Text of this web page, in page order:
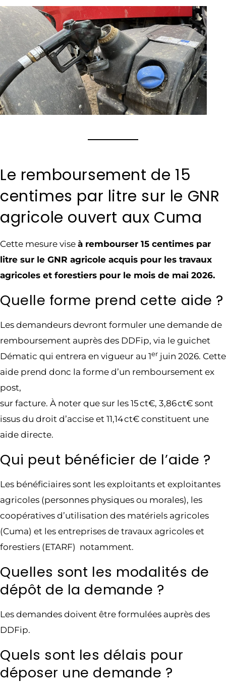
Le remboursement de 15
centimes par litre sur le GNR
agricole ouvert aux Cuma
Cette mesure vise à rembourser 15 centimes par
litre sur le GNR agricole acquis pour les travaux
agricoles et forestiers pour le mois de mai 2026.
Quelle forme prend cette aide ?
Les demandeurs devront formuler une demande de
remboursement auprès des DDFip, via le guichet
Dématic qui entrera en vigueur au 1er juin 2026. Cette
aide prend donc la forme d’un remboursement ex
post,
sur facture. À noter que sur les 15 ct€, 3,86 ct€ sont
issus du droit d’accise et 11,14 ct€ constituent une
aide directe.
Qui peut bénéficier de l’aide ?
Les bénéficiaires sont les exploitants et exploitantes
agricoles (personnes physiques ou morales), les
coopératives d’utilisation des matériels agricoles
(Cuma) et les entreprises de travaux agricoles et
forestiers (ETARF) notamment.
Quelles sont les modalités de
dépôt de la demande ?
Les demandes doivent être formulées auprès des
DDFip.
Quels sont les délais pour
déposer une demande ?